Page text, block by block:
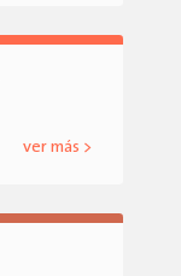
ver más >